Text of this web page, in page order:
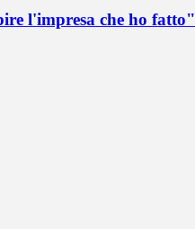
l'impresa che ho fatto"